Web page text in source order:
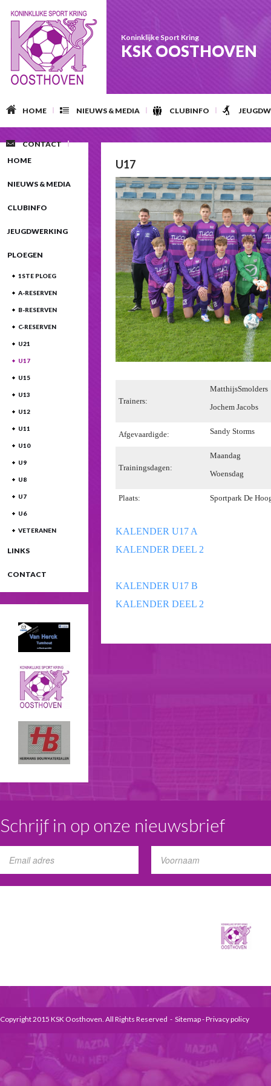
Koninklijke Sport Kring
KSK OOSTHOVEN
HOME NIEUWS & MEDIA CLUBINFO
CONTACT
HOME
NIEUWS & MEDIA
CLUBINFO
JEUGDWERKING
PLOEGEN
1STE PLOEG
A-RESERVEN
B-RESERVEN
C-RESERVEN
U21
U17
U15
U13
U12
U11
U10
U9
U8
U7
U6
VETERANEN
LINKS
CONTACT
U17
Trainers:
MatthijsSmolders
Jochem Jacobs
Afgevaardigde: Sandy Storms
Trainingsdagen:
Maandag
Woensdag
Plaats: Sportpark De
KALENDER U17 A
KALENDER DEEL 2
KALENDER U17 B
KALENDER DEEL 2
Schrijf in op onze nieuwsbrief
Copyright 2015 KSK Oosthoven. All Rights Reserved - Sitemap-Privacy policy